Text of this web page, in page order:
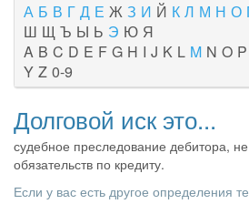
А Б В Г Д Е Ж З И Й К Л М Н О
Ш Щ Ъ Ы Ь Э Ю Я
A B C D E F G H I J K L M N O P
Y Z 0-9
Долговой иск это...
судебное преследование дебитора,
обязательств по кредиту.
Если у вас есть другое определения